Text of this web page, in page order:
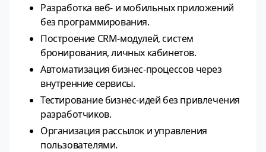
Разработка веб‑ и мобильных приложений
без программирования.
Построение CRM‑модулей, систем
бронирования, личных кабинетов.
Автоматизация бизнес‑процессов через
внутренние сервисы.
Тестирование бизнес‑идей без привлечения
разработчиков.
Организация рассылок и управления
пользователями.